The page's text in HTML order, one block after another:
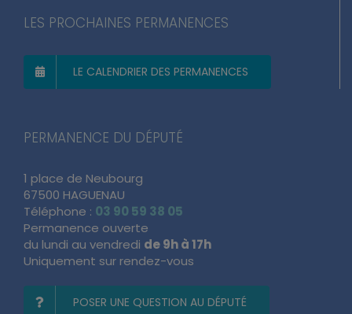
LES PROCHAINES PERMANENCES
LE CALENDRIER DES PERMANENCES
PERMANENCE DU DÉPUTÉ
1 place de Neubourg
67500 HAGUENAU
Téléphone : 03 90 59 38 05
Permanence ouverte
du lundi au vendredi de 9h à 17h
Uniquement sur rendez-vous
POSER UNE QUESTION AU DÉPUTÉ